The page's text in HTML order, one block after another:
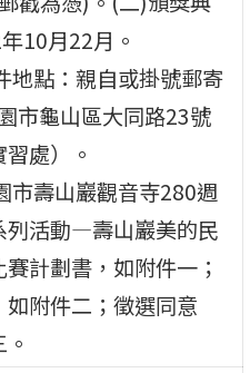
10月22月。
地點：親自或掛號郵寄
市龜山區大同路23號
習處）。
市壽山巖觀音寺280週
列活動—壽山巖美的民
計劃書，如附件一；
如附件二；徵選同意